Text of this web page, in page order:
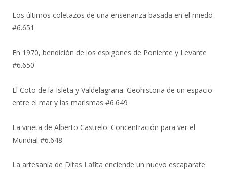
Los últimos coletazos de una enseñanza basada en el miedo
#6.651
En 1970, bendición de los espigones de Poniente y Levante
#6.650
El Coto de la Isleta y Valdelagrana. Geohistoria de un espacio
entre el mar y las marismas #6.649
La viñeta de Alberto Castrelo. Concentración para ver el
Mundial #6.648
La artesanía de Ditas Lafita enciende un nuevo escaparate